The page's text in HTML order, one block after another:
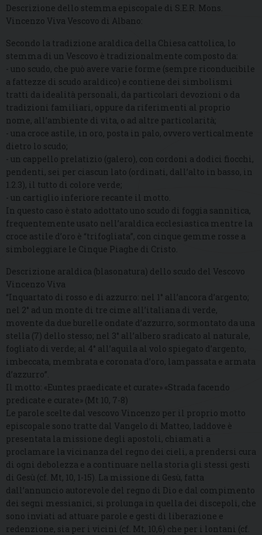
Descrizione dello stemma episcopale di S.E.R. Mons.
Vincenzo Viva Vescovo di Albano:
Secondo la tradizione araldica della Chiesa cattolica, lo
stemma di un Vescovo è tradizionalmente composto da:
- uno scudo, che può avere varie forme (sempre riconducibile
a fattezze di scudo araldico) e contiene dei simbolismi
tratti da idealità personali, da particolari devozioni o da
tradizioni familiari, oppure da riferimenti al proprio
nome, all’ambiente di vita, o ad altre particolarità;
- una croce astile, in oro, posta in palo, ovvero verticalmente
dietro lo scudo;
- un cappello prelatizio (galero), con cordoni a dodici fiocchi,
pendenti, sei per ciascun lato (ordinati, dall’alto in basso, in
1.2.3), il tutto di colore verde;
- un cartiglio inferiore recante il motto.
In questo caso è stato adottato uno scudo di foggia sannitica,
frequentemente usato nell’araldica ecclesiastica mentre la
croce astile d’oro è “trifogliata”, con cinque gemme rosse a
simboleggiare le Cinque Piaghe di Cristo.
Descrizione araldica (blasonatura) dello scudo del Vescovo
Vincenzo Viva
“Inquartato di rosso e di azzurro: nel 1° all’ancora d’argento;
nel 2° ad un monte di tre cime all’italiana di verde,
movente da due burelle ondate d’azzurro, sormontato da una
stella (7) dello stesso; nel 3° all’albero sradicato al naturale,
fogliato di verde; al 4° all’aquila al volo spiegato d’argento,
imbeccata, membrata e coronata d’oro, lampassata e armata
d’azzurro”.
Il motto: «Euntes praedicate et curate» «Strada facendo
predicate e curate» (Mt 10, 7-8)
Le parole scelte dal vescovo Vincenzo per il proprio motto
episcopale sono tratte dal Vangelo di Matteo, laddove è
presentata la missione degli apostoli, chiamati a
proclamare la vicinanza del regno dei cieli, a prendersi cura
di ogni debolezza e a continuare nella storia gli stessi gesti
di Gesù (cf. Mt, 10, 1-15). La missione di Gesù, fatta
dall’annuncio autorevole del regno di Dio e dal compimento
dei segni messianici, si prolunga in quella dei discepoli, che
sono inviati ad attuare parole e gesti di liberazione e
redenzione, sia per i vicini (cf. Mt, 10,6) che per i lontani (cf.